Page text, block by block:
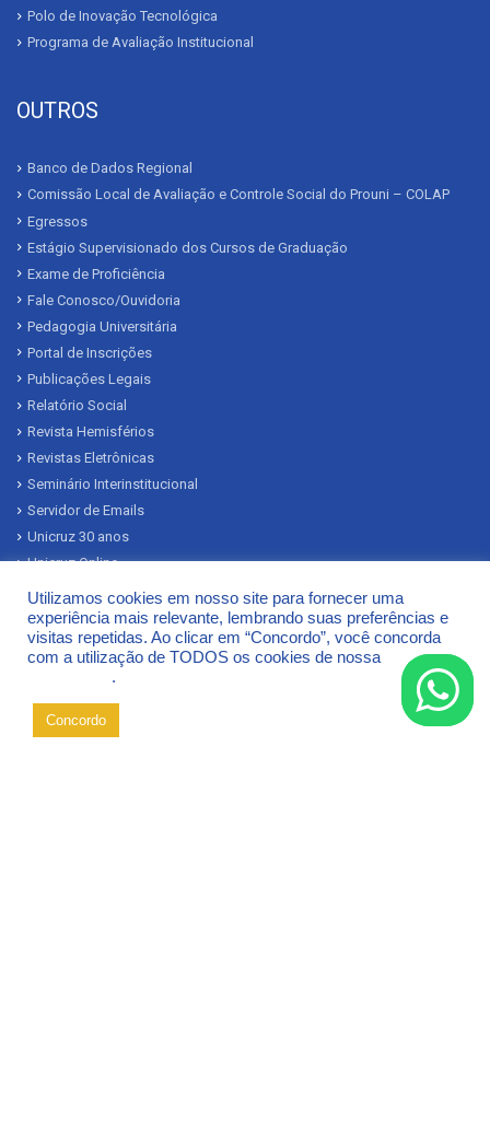
Polo de Inovação Tecnológica
Programa de Avaliação Institucional
OUTROS
Banco de Dados Regional
Comissão Local de Avaliação e Controle Social do Prouni – COLAP
Egressos
Estágio Supervisionado dos Cursos de Graduação
Exame de Proficiência
Fale Conosco/Ouvidoria
Pedagogia Universitária
Portal de Inscrições
Publicações Legais
Relatório Social
Revista Hemisférios
Revistas Eletrônicas
Seminário Interinstitucional
Servidor de Emails
Unicruz 30 anos
Unicruz Online
Valores dos Créditos
Relatório de Transparência e Igualdade Salarial de Mulheres e Homens
Utilizamos cookies em nosso site para fornecer uma
experiência mais relevante, lembrando suas preferências e
visitas repetidas. Ao clicar em “Concordo”, você concorda
com a utilização de TODOS os cookies de nossa
Política de
.
Concordo